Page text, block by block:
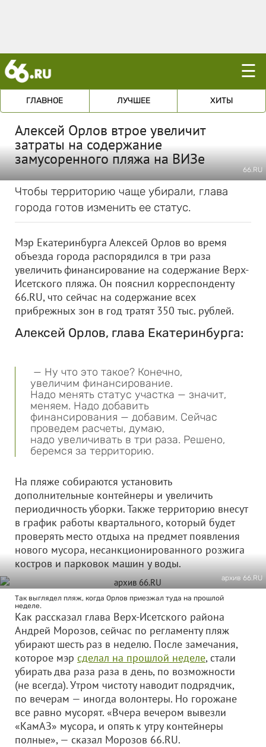
☰
ГЛАВНОЕ ЛУЧШЕЕ ХИТЫ
Алексей Орлов втрое увеличит
затраты на содержание
замусоренного пляжа на ВИЗе
66.RU
Чтобы территорию чаще убирали, глава
города готов изменить ее статус.
Мэр Екатеринбурга Алексей Орлов во время
объезда города распорядился в три раза
увеличить финансирование на содержание Верх-
Исетского пляжа. Он пояснил корреспонденту
66.RU, что сейчас на содержание всех
прибрежных зон в год тратят 350 тыс. рублей.
Алексей Орлов, глава Екатеринбурга:
— Ну что это такое? Конечно,
увеличим финансирование.
Надо менять статус участка — значит,
меняем. Надо добавить
финансирования — добавим. Сейчас
проведем расчеты, думаю,
надо увеличивать в три раза. Решено,
беремся за территорию.
На пляже собираются установить
дополнительные контейнеры и увеличить
периодичность уборки. Также территорию внесут
в график работы квартального, который будет
проверять место отдыха на предмет появления
нового мусора, несанкционированного розжига
костров и парковок машин у воды.
архив 66.RU
Так выглядел пляж, когда Орлов приезжал туда на прошлой
неделе.
Как рассказал глава Верх-Исетского района
Андрей Морозов, сейчас по регламенту пляж
убирают шесть раз в неделю. После замечания,
которое мэр сделал на прошлой неделе, стали
убирать два раза раза в день, по возможности
(не всегда). Утром чистоту наводит подрядчик,
по вечерам — иногда волонтеры. Но горожане
все равно мусорят. «Вчера вечером вывезли
«КамАЗ» мусора, и опять к утру контейнеры
полные», — сказал Морозов 66.RU.